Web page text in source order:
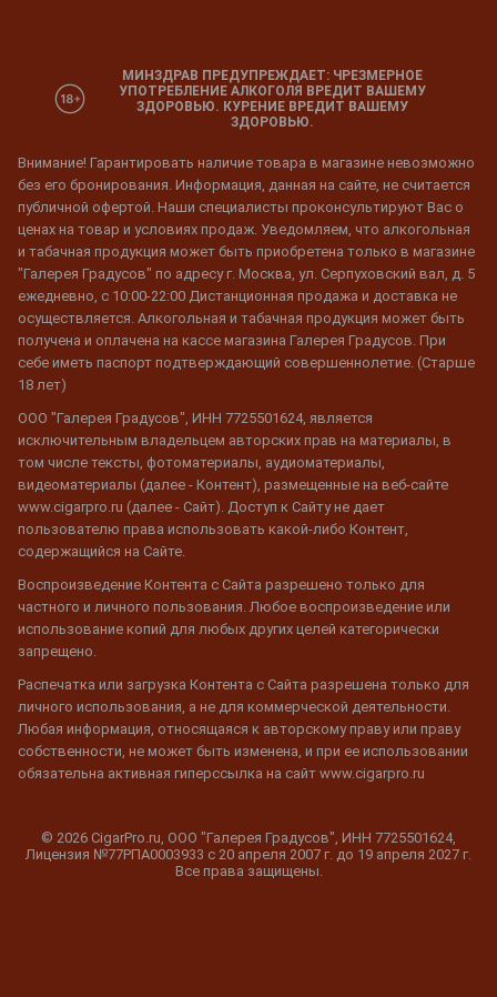
МИНЗДРАВ ПРЕДУПРЕЖДАЕТ: ЧРЕЗМЕРНОЕ
УПОТРЕБЛЕНИЕ АЛКОГОЛЯ ВРЕДИТ ВАШЕМУ
ЗДОРОВЬЮ. КУРЕНИЕ ВРЕДИТ ВАШЕМУ
ЗДОРОВЬЮ.
Внимание! Гарантировать наличие товара в магазине невозможно
без его бронирования. Информация, данная на сайте, не считается
публичной офертой. Наши специалисты проконсультируют Вас о
ценах на товар и условиях продаж. Уведомляем, что алкогольная
и табачная продукция может быть приобретена только в магазине
"Галерея Градусов" по адресу г. Москва, ул. Серпуховский вал, д. 5
ежедневно, с 10:00-22:00 Дистанционная продажа и доставка не
осуществляется. Алкогольная и табачная продукция может быть
получена и оплачена на кассе магазина Галерея Градусов. При
себе иметь паспорт подтверждающий совершеннолетие. (Старше
18 лет)
ООО "Галерея Градусов", ИНН 7725501624, является
исключительным владельцем авторских прав на материалы, в
том числе тексты, фотоматериалы, аудиоматериалы,
видеоматериалы (далее - Контент), размещенные на веб-сайте
www.cigarpro.ru (далее - Сайт). Доступ к Сайту не дает
пользователю права использовать какой-либо Контент,
содержащийся на Сайте.
Воспроизведение Контента с Сайта разрешено только для
частного и личного пользования. Любое воспроизведение или
использование копий для любых других целей категорически
запрещено.
Распечатка или загрузка Контента с Сайта разрешена только для
личного использования, а не для коммерческой деятельности.
Любая информация, относящаяся к авторскому праву или праву
собственности, не может быть изменена, и при ее использовании
обязательна активная гиперссылка на сайт www.cigarpro.ru
© 2026 CigarPro.ru, ООО "Галерея Градусов", ИНН 7725501624,
Лицензия №77РПА0003933 c 20 апреля 2007 г. до 19 апреля 2027 г.
Все права защищены.